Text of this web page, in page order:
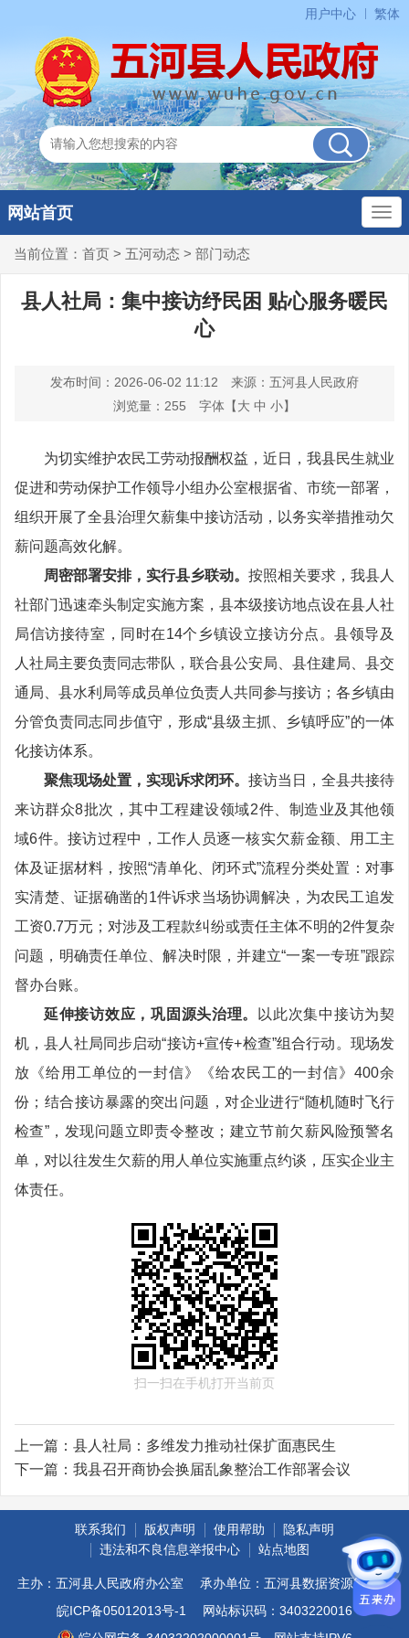
用户中心 繁体
网站首页
当前位置： 首页 > 五河动态 > 部门动态
县人社局：集中接访纾民困 贴心服务暖民
心
发布时间：2026-06-02 11:12
来源：五河县人民政府
浏览量： 255 字体【大 中 小】
为切实维护农民工劳动报酬权益，近日，我县民生就业
促进和劳动保护工作领导小组办公室根据省、市统一部署，
组织开展了全县治理欠薪集中接访活动，以务实举措推动欠
薪问题高效化解。
周密部署安排，实行县乡联动。 按照相关要求，我县人
社部门迅速牵头制定实施方案，县本级接访地点设在县人社
局信访接待室，同时在14个乡镇设立接访分点。县领导及
人社局主要负责同志带队，联合县公安局、县住建局、县交
通局、县水利局等成员单位负责人共同参与接访；各乡镇由
分管负责同志同步值守，形成“县级主抓、乡镇呼应”的一体
化接访体系。
聚焦现场处置，实现诉求闭环。 接访当日，全县共接待
来访群众8批次，其中工程建设领域2件、制造业及其他领
域6件。接访过程中，工作人员逐一核实欠薪金额、用工主
体及证据材料，按照“清单化、闭环式”流程分类处置：对事
实清楚、证据确凿的1件诉求当场协调解决，为农民工追发
工资0.7万元；对涉及工程款纠纷或责任主体不明的2件复杂
问题，明确责任单位、解决时限，并建立“一案一专班”跟踪
督办台账。
延伸接访效应，巩固源头治理。
以此次集中接访为契
机，县人社局同步启动“接访+宣传+检查”组合行动。现场发
放《给用工单位的一封信》《给农民工的一封信》400余
份；结合接访暴露的突出问题，对企业进行“随机随时飞行
检查”，发现问题立即责令整改；建立节前欠薪风险预警名
单，对以往发生欠薪的用人单位实施重点约谈，压实企业主
体责任。
扫一扫在手机打开当前页
上一篇： 县人社局：多维发力推动社保扩面惠民生
下一篇： 我县召开商协会换届乱象整治工作部署会议
联系我们 版权声明 使用帮助
隐私声明
违法和不良信息举报中心
站点地图
主办：五河县人民政府办公室
承办单位：五河县数据资源管理局
皖ICP备05012013号-1
网站标识码：3403220016